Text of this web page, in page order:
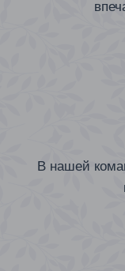
В нашей